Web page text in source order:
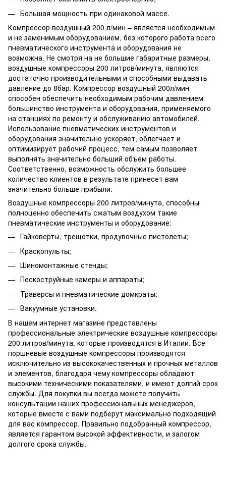
Большая мощность при одинаковой массе.
Компрессор воздушный 200 л/мин – является необходимым
и не заменимым оборудованием, без которого работа всего
пневматического инструмента и оборудования не
возможна. Не смотря на не большие габаритные размеры,
воздушные компрессоры 200 литров/минута, являются
достаточно производительными и способными выдавать
давление до 8бар. Компрессор воздушный 200л/мин
способен обеспечить необходимым рабочим давлением
большинство инструмента и оборудования, применяемого
на станциях по ремонту и обслуживанию автомобилей.
Использование пневматических инструментов и
оборудования значительно ускоряет, облегчает и
оптимизирует рабочий процесс, тем самым позволяет
выполнять значительно больший объем работы.
Соответственно, возможность обслужить большее
количество клиентов в результате принесет вам
значительно больше прибыли.
Воздушные компрессоры 200 литров/минута, способны
полноценно обеспечить сжатым воздухом такие
пневматические инструменты и оборудование:
Гайковерты, трещотки, продувочные пистолеты;
Краскопульты;
Шиномонтажные стенды;
Пескоструйные камеры и аппараты;
Траверсы и пневматические домкраты;
Вакуумные установки.
В нашем интернет магазине представлены
профессиональные электрические воздушные компрессоры
200 литров/минута, которые производятся в Италии. Все
поршневые воздушные компрессоры производятся
исключительно из высококачественных и прочных металлов
и элементов, благодаря чему компрессоры обладают
высокими техническими показателями, и имеют долгий срок
службы. Для покупки вы всегда можете получить
консультации наших профессиональных менеджеров,
которые вместе с вами подберут максимально подходящий
для вас компрессор. Правильно подобранный компрессор,
является гарантом высокой эффективности, и залогом
долгого срока службы.